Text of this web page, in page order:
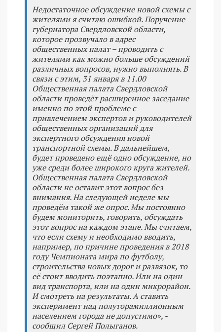
Недостаточное обсуждение новой схемы с
жителями я считаю ошибкой. Поручение
губернатора Свердловской области,
которое прозвучало в адрес
общественных палат – проводить с
жителями как можно больше обсуждений
различных вопросов, нужно выполнять. В
связи с этим, 31 января в 11.00
Общественная палата Свердловской
области проведёт расширенное заседание
именно по этой проблеме с
привлечением экспертов и руководителей
общественных организаций для
экспертного обсуждения новой
транспортной схемы. В дальнейшем,
будет проведено ещё одно обсуждение, но
уже среди более широкого круга жителей.
Общественная палата Свердловской
области не оставит этот вопрос без
внимания. На следующей неделе мы
проведём такой же опрос. Мы постоянно
будем мониторить, говорить, обсуждать
этот вопрос на каждом этапе. Мы считаем,
что если схему и необходимо вводить,
например, по причине проведения в 2018
году Чемпионата мира по футболу,
строительства новых дорог и развязок, то
её стоит вводить поэтапно. Или на один
вид транспорта, или на один микрорайон.
И смотреть на результаты. А ставить
эксперимент над полуторамиллионным
населением города не допустимо», -
сообщил Сергей Полыганов.